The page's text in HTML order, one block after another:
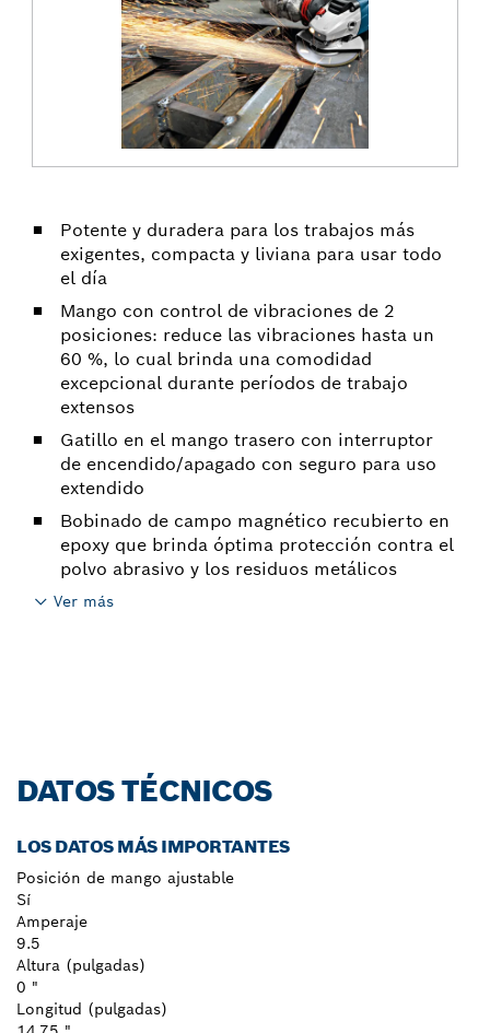
Potente y duradera para los trabajos más
exigentes, compacta y liviana para usar todo
el día
Mango con control de vibraciones de 2
posiciones: reduce las vibraciones hasta un
60 %, lo cual brinda una comodidad
excepcional durante períodos de trabajo
extensos
Gatillo en el mango trasero con interruptor
de encendido/apagado con seguro para uso
extendido
Bobinado de campo magnético recubierto en
epoxy que brinda óptima protección contra el
polvo abrasivo y los residuos metálicos
Ver más
DATOS TÉCNICOS
LOS DATOS MÁS IMPORTANTES
Posición de mango ajustable
Sí
Amperaje
9.5
Altura (pulgadas)
0 "
Longitud (pulgadas)